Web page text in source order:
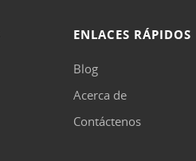
ENLACES RÁPIDOS
Blog
Acerca de
Contáctenos